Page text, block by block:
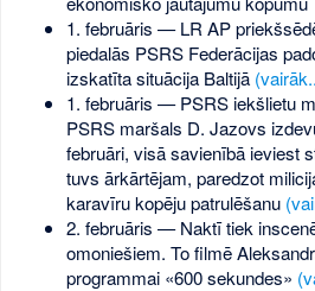
1. februāris — LR AP
piedalās PSRS Federācijas
izskatīta situācija Baltijā
1. februāris — PSRS iekšlietu
PSRS maršals D. Jazovs
februāri, visā savienībā ieviest
tuvs ārkārtējam, paredzot
karavīru kopēju patrulēšanu
2. februāris — Naktī tiek
omoniešiem. To filmē
programmai «600 sekundes»